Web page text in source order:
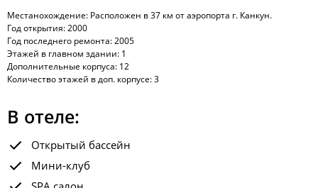
Местанохождение: Расположен в 37 км от аэропорта г. Канкун.
Год открытия: 2000
Год последнего ремонта: 2005
Этажей в главном здании: 1
Дополнительные корпуса: 12
Количество этажей в доп. корпусе: 3
В отеле:
Открытый бассейн
Мини-клуб